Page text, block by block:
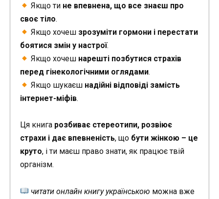
Якщо ти не впевнена, що все знаєш про
своє тіло.
Якщо хочеш зрозуміти гормони і перестати
боятися змін у настрої.
Якщо хочеш нарешті позбутися страхів
перед гінекологічними оглядами.
Якщо шукаєш надійні відповіді замість
інтернет-міфів.
Ця книга розбиває стереотипи, розвіює
страхи і дає впевненість, що бути жінкою – це
круто, і ти маєш право знати, як працює твій
організм.
читати онлайн книгу українською можна вже